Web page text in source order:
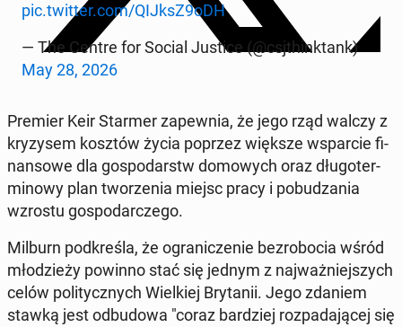
pic.twitter.com/QIJksZ9oDH
— The Centre for Social Justice (@csj­think­tank)
May 28, 2026
Premier Keir Starmer za­pew­nia, że jego rząd walczy z
kryzy­sem kosztów życia poprzez większe ws­par­cie fi­
nan­sowe dla gospo­darstw do­mowych oraz dłu­goter­
mi­nowy plan tworzenia miejsc pracy i pobudza­nia
wzrostu gospo­dar­czego.
Milburn pod­kreśla, że ogranicze­nie bezrobo­cia wśród
młodzieży powinno stać się jednym z na­jważniejszych
celów poli­ty­cznych Wielkiej Bry­tanii. Jego zdaniem
stawką jest odbu­dowa "coraz bardziej roz­pada­jącej się